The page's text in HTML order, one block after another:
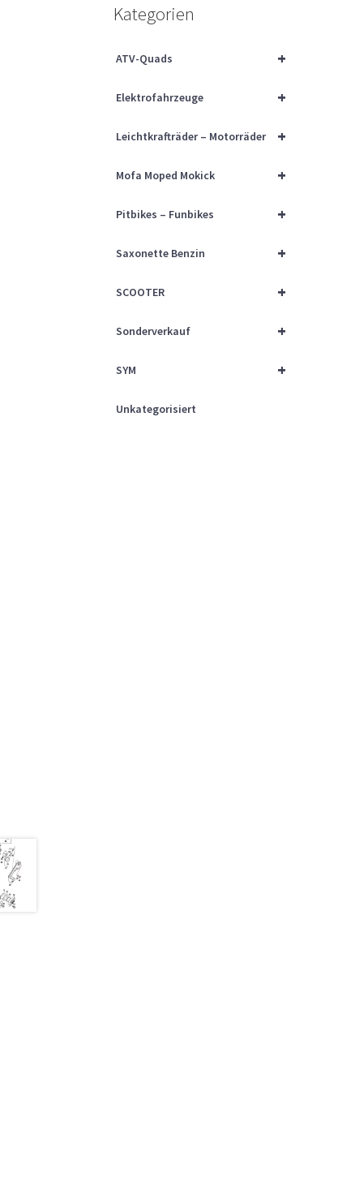
Kategorien
+
ATV-Quads
+
Elektrofahrzeuge
+
Leichtkrafträder – Motorräder
+
Mofa Moped Mokick
+
Pitbikes – Funbikes
+
Saxonette Benzin
+
SCOOTER
+
Sonderverkauf
+
SYM
Unkategorisiert